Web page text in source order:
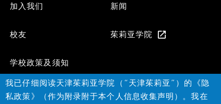
加入我们 新闻
校友 茱莉亚学院
学校政策及须知
Social
我已仔细阅读天津茱莉亚学院（“天津茱莉亚”）的《隐
私政策》（作为附录附于本个人信息收集声明）。我在